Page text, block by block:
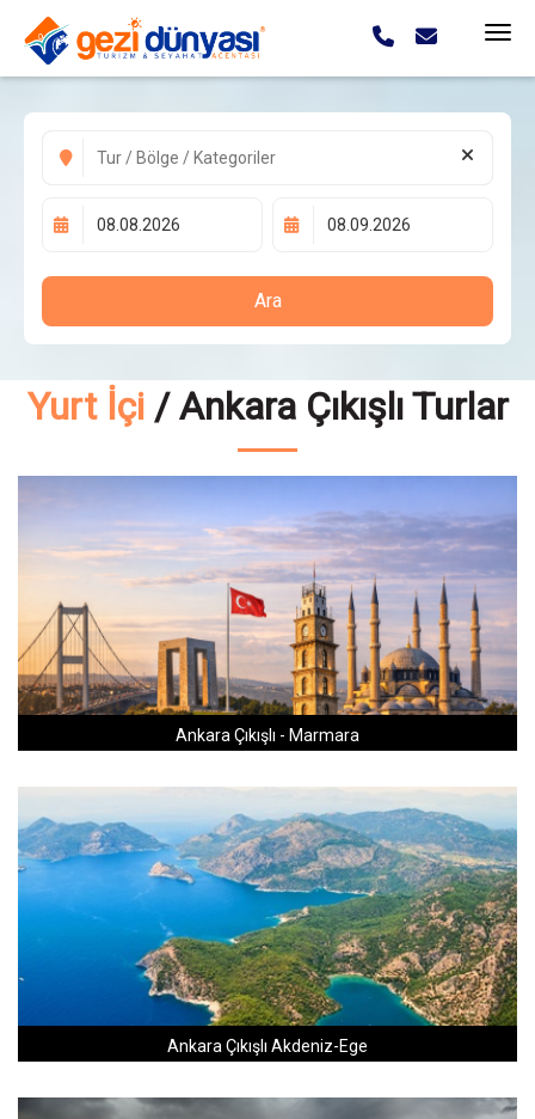
Ara
Yurt İçi / Ankara Çıkışlı Turlar
Ankara Çıkışlı - Marmara
Ankara Çıkışlı Akdeniz-Ege